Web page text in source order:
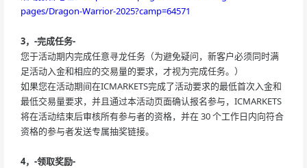
pages/Dragon-Warrior-2025?camp=64571
3，-完成任务-
您于活动期内完成任意寻龙任务（为避免疑问，新客户必须同时满
足活动入金和相应的交易量的要求，才视为完成任务。）
如果您在活动期间在ICMARKETS完成了活动要求的最低首次入金和
最低交易量要求，并且通过本活动页面确认报名参与，ICMARKETS
将在活动结束后审核所有参与者的资格，并在 30 个工作日内向符合
资格的参与者发送专属抽奖链接。
4，-领取奖励-